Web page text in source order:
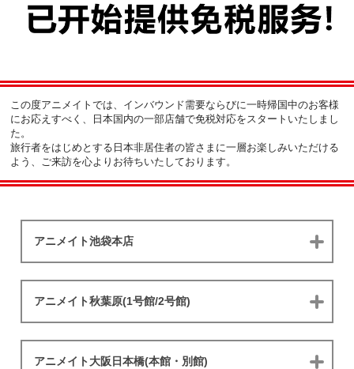
この度アニメイトでは、インバウンド需要ならびに一時帰国中のお客様
にお応えすべく、
日本国内の一部店舗で免税対応をスタートいたしまし
た。
旅行者をはじめとする日本非居住者の皆さまに一層お楽しみいただける
よう、 ご来訪を心よりお待ちいたしております。
アニメイト池袋本店
アニメイト秋葉原(1号館/2号館)
アニメイト大阪日本橋(本館・別館)